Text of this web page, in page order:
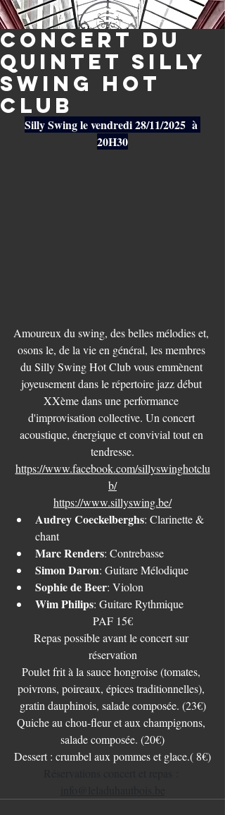
Concert du
quintet Silly
Swing HoT
CLUB
Silly Swingle vendredi 28/11/2025  à
20H30
Amoureux du swing, des belles mélodies et,
osons le, de la vie en général, les membres
du Silly Swing Hot Club vous emmènent
joyeusement dans le répertoire jazz début
XXème dans une performance
d'improvisation collective. Un concert
acoustique, énergique et convivial tout en
tendresse.
https://www.facebook.com/sillyswinghotclu
b/
https://www.sillyswing.be/
Audrey Coeckelberghs: Clarinette &
chant
Marc Renders: Contrebasse
Simon Daron: Guitare Mélodique
Sophie de Beer: Violon
Wim Philips: Guitare Rythmique
PAF 15€
Repas possible avant le concert sur
réservation
Poulet frit à la sauce hongroise (tomates,
poivrons, poireaux, épices traditionnelles),
gratin dauphinois, salade composée. (23€)
Quiche au chou-fleur et aux champignons,
salade composée. (20€)
Dessert : crumbel aux pommes et glace.( 8€)